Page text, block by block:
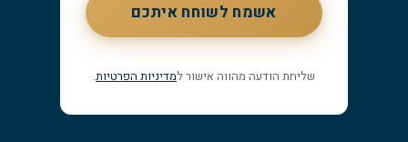
אשמח לשוחח איתכם
שליחת הודעה מהווה אישור למדיניות הפרטיות.